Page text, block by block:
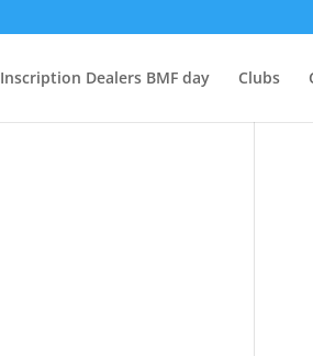
Inscription Dealers BMF day Clubs